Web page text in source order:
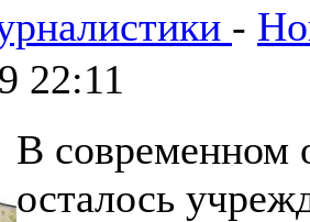
-
22:11
В современном
осталось